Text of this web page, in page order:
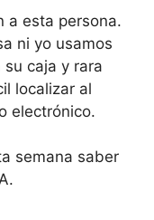
a esta persona.
ni yo usamos
caja y rara
localizar al
electrónico.
semana saber